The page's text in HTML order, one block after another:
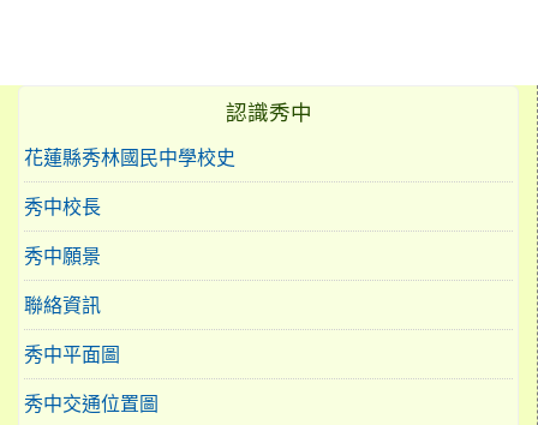
認識秀中
花蓮縣秀林國民中學校史
秀中校長
秀中願景
聯絡資訊
秀中平面圖
秀中交通位置圖